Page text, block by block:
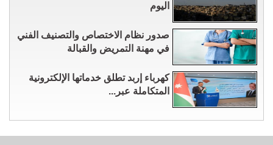
اليوم
صدور نظام الاختصاص والتصنيف الفني
في مهنة التمريض والقبالة
كهرباء إربد تطلق خدماتها الإلكترونية
المتكاملة عبر...